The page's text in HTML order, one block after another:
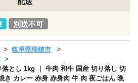
別送不可
岐阜県瑞穂市
落とし 1kg ｜ 牛肉 和牛 国産 切り落し 切
き カレー 赤身 赤身肉 牛 肉 夜ごはん 晩